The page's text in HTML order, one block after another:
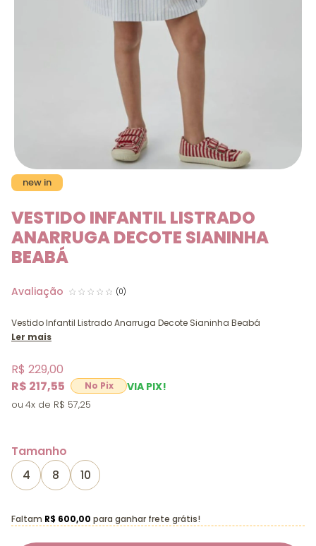
new in
VESTIDO INFANTIL LISTRADO
ANARRUGA DECOTE SIANINHA
BEABÁ
(0)
Vestido Infantil Listrado Anarruga Decote Sianinha Beabá
Ler mais
R$ 217,55 VIA PIX!
R$ 229,00
4x R$ 57,25
Tamanho
4
8 10
Faltam R$ 600,00 para ganhar frete grátis!